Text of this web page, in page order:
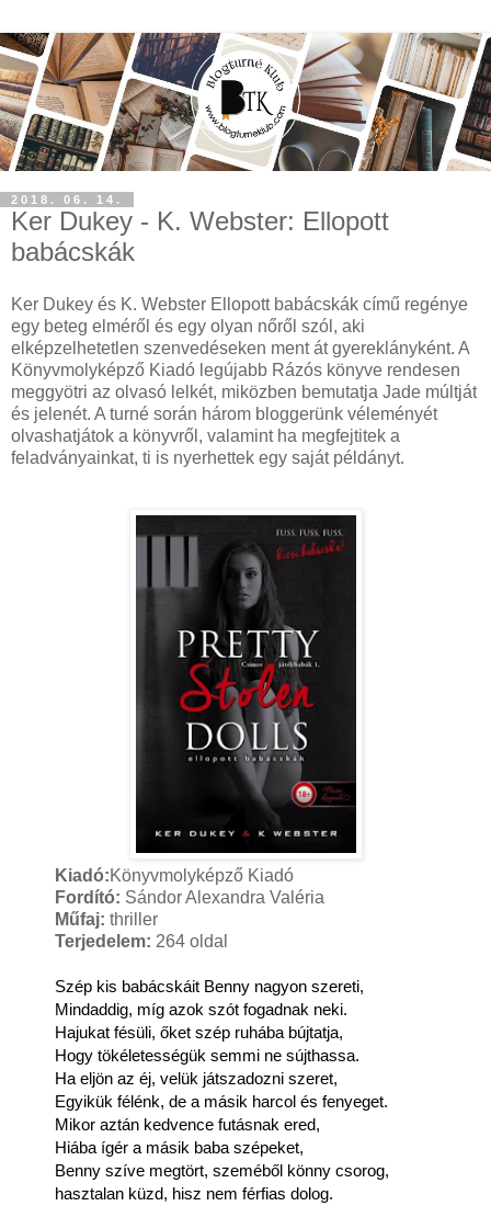
2018. 06. 14.
Ker Dukey - K. Webster: Ellopott
babácskák
Ker Dukey és K. Webster Ellopott babácskák című regénye
egy beteg elméről és egy olyan nőről szól, aki
elképzelhetetlen szenvedéseken ment át gyereklányként. A
Könyvmolyképző Kiadó legújabb Rázós könyve rendesen
meggyötri az olvasó lelkét, miközben bemutatja Jade múltját
és jelenét. A turné során három bloggerünk véleményét
olvashatjátok a könyvről, valamint ha megfejtitek a
feladványainkat, ti is nyerhettek egy saját példányt.
Kiadó:Könyvmolyképző Kiadó
Fordító: Sándor Alexandra Valéria
Műfaj: thriller
Terjedelem: 264 oldal
Szép kis babácskáit Benny nagyon szereti,
Mindaddig, míg azok szót fogadnak neki.
Hajukat fésüli, őket szép ruhába bújtatja,
Hogy tökéletességük semmi ne sújthassa.
Ha eljön az éj, velük játszadozni szeret,
Egyikük félénk, de a másik harcol és fenyeget.
Mikor aztán kedvence futásnak ered,
Hiába ígér a másik baba szépeket,
Benny szíve megtört, szeméből könny csorog,
hasztalan küzd, hisz nem férfias dolog.